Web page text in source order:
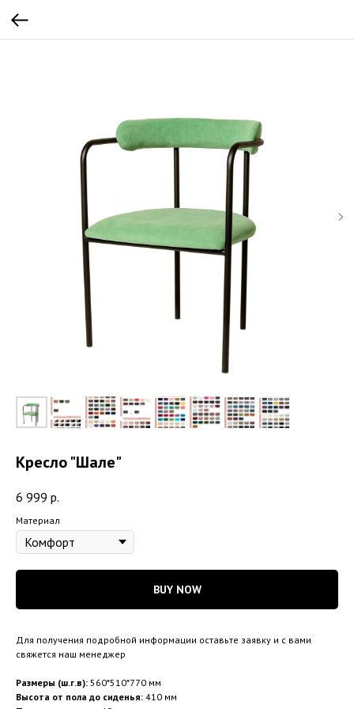
Кресло "Шале"
6 999 р.
Материал
BUY NOW
Для получения подробной информации оставьте заявку и с вами
свяжется наш менеджер
Размеры (ш.г.в): 560*510*770 мм
Высота от пола до сиденья: 410 мм